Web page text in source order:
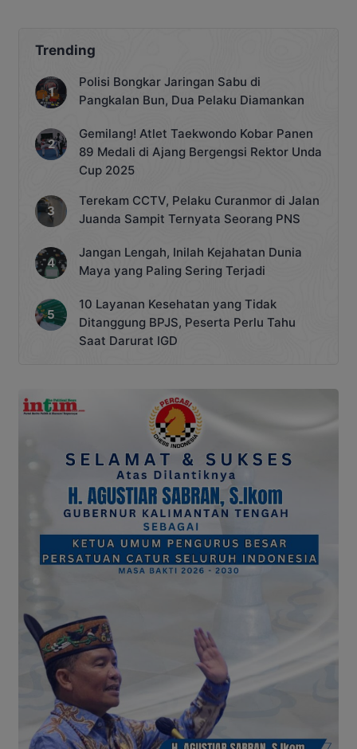
Trending
Polisi Bongkar Jaringan Sabu di
Pangkalan Bun, Dua Pelaku Diamankan
Gemilang! Atlet Taekwondo Kobar Panen
89 Medali di Ajang Bergengsi Rektor Unda
Cup 2025
Terekam CCTV, Pelaku Curanmor di Jalan
Juanda Sampit Ternyata Seorang PNS
Jangan Lengah, Inilah Kejahatan Dunia
Maya yang Paling Sering Terjadi
10 Layanan Kesehatan yang Tidak
Ditanggung BPJS, Peserta Perlu Tahu
Saat Darurat IGD